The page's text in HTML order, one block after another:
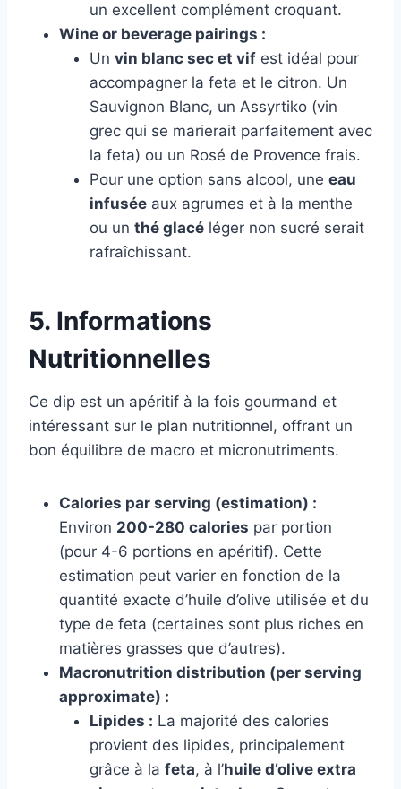
un excellent complément croquant.
Wine or beverage pairings :
Un vin blanc sec et vif est idéal pour
accompagner la feta et le citron. Un
Sauvignon Blanc, un Assyrtiko (vin
grec qui se marierait parfaitement avec
la feta) ou un Rosé de Provence frais.
Pour une option sans alcool, une eau
infusée aux agrumes et à la menthe
ou un thé glacé léger non sucré serait
rafraîchissant.
5. Informations
Nutritionnelles
Ce dip est un apéritif à la fois gourmand et
intéressant sur le plan nutritionnel, offrant un
bon équilibre de macro et micronutriments.
Calories par serving (estimation) :
Environ 200-280 calories par portion
(pour 4-6 portions en apéritif). Cette
estimation peut varier en fonction de la
quantité exacte d’huile d’olive utilisée et du
type de feta (certaines sont plus riches en
matières grasses que d’autres).
Macronutrition distribution (per serving
approximate) :
Lipides : La majorité des calories
provient des lipides, principalement
grâce à la feta, à l’huile d’olive extra